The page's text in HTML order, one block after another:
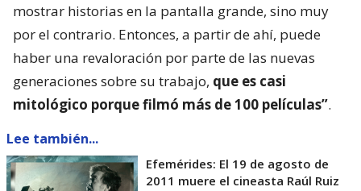
mostrar historias en la pantalla grande, sino muy
por el contrario. Entonces, a partir de ahí, puede
haber una revaloración por parte de las nuevas
generaciones sobre su trabajo, que es casi
mitológico porque filmó más de 100 películas”.
Lee también...
Efemérides: El 19 de agosto de
2011 muere el cineasta Raúl Ruiz